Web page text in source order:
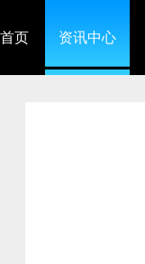
首页 资讯中心